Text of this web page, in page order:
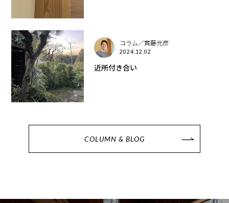
コラム／齊藤元彦
2024.12.02
近所付き合い
COLUMN & BLOG